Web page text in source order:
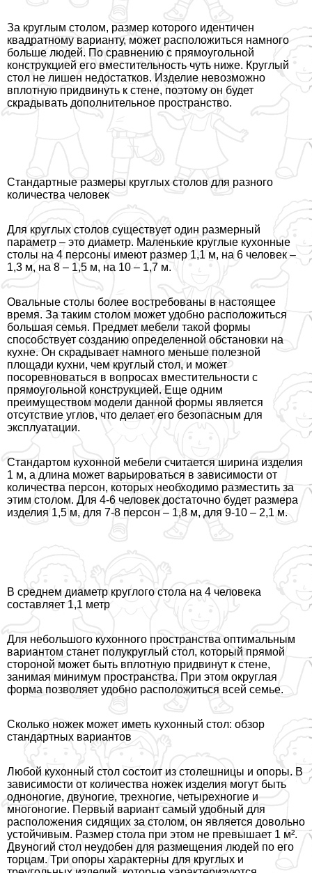
За круглым столом, размер которого идентичен
квадратному варианту, может расположиться намного
больше людей. По сравнению с прямоугольной
конструкцией его вместительность чуть ниже. Круглый
стол не лишен недостатков. Изделие невозможно
вплотную придвинуть к стене, поэтому он будет
скрадывать дополнительное прострaнcтво.
Стандартные размеры круглых столов для разного
количества человек
Для круглых столов существует один размерный
параметр – это диаметр. Маленькие круглые кухонные
столы на 4 персоны имеют размер 1,1 м, на 6 человек –
1,3 м, на 8 – 1,5 м, на 10 – 1,7 м.
Овальные столы более востребованы в настоящее
время. За таким столом может удобно расположиться
большая семья. Предмет мебели такой формы
способствует созданию определенной обстановки на
кухне. Он скрадывает намного меньше полезной
площади кухни, чем круглый стол, и может
посоревноваться в вопросах вместительности с
прямоугольной конструкцией. Еще одним
преимуществом модели данной формы является
отсутствие углов, что делает его безопасным для
эксплуатации.
Стандартом кухонной мебели считается ширина изделия
1 м, а длина может варьироваться в зависимости от
количества персон, которых необходимо разместить за
этим столом. Для 4-6 человек достаточно будет размера
изделия 1,5 м, для 7-8 персон – 1,8 м, для 9-10 – 2,1 м.
В среднем диаметр круглого стола на 4 человека
составляет 1,1 метр
Для небольшого кухонного прострaнcтва оптимальным
вариантом станет полукруглый стол, который прямой
стороной может быть вплотную придвинут к стене,
занимая минимум прострaнcтва. При этом округлая
форма позволяет удобно расположиться всей семье.
Сколько ножек может иметь кухонный стол: обзор
стандартных вариантов
Любой кухонный стол состоит из столешницы и опоры. В
зависимости от количества ножек изделия могут быть
одноногие, двуногие, трехногие, четырехногие и
многоногие. Первый вариант самый удобный для
расположения сидящих за столом, он является довольно
устойчивым. Размер стола при этом не превышает 1 м².
Двуногий стол неудобен для размещения людей по его
торцам. Три опоры хаpaктерны для круглых и